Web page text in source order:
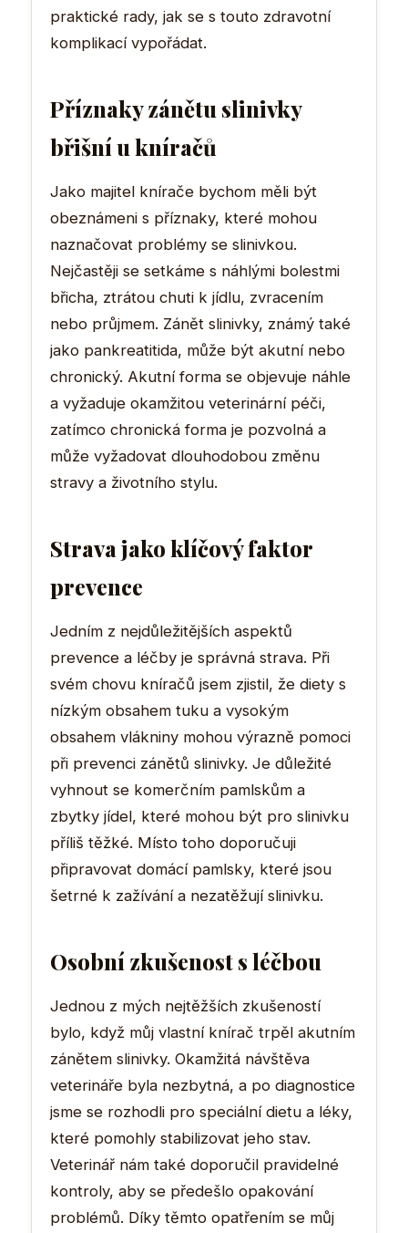
praktické rady, jak se s touto zdravotní
komplikací vypořádat.
Příznaky zánětu slinivky
břišní u kníračů
Jako majitel knírače bychom měli být
obeznámeni s příznaky, které mohou
naznačovat problémy se slinivkou.
Nejčastěji se setkáme s náhlými bolestmi
břicha, ztrátou chuti k jídlu, zvracením
nebo průjmem. Zánět slinivky, známý také
jako pankreatitida, může být akutní nebo
chronický. Akutní forma se objevuje náhle
a vyžaduje okamžitou veterinární péči,
zatímco chronická forma je pozvolná a
může vyžadovat dlouhodobou změnu
stravy a životního stylu.
Strava jako klíčový faktor
prevence
Jedním z nejdůležitějších aspektů
prevence a léčby je správná strava. Při
svém chovu kníračů jsem zjistil, že diety s
nízkým obsahem tuku a vysokým
obsahem vlákniny mohou výrazně pomoci
při prevenci zánětů slinivky. Je důležité
vyhnout se komerčním pamlskům a
zbytky jídel, které mohou být pro slinivku
příliš těžké. Místo toho doporučuji
připravovat domácí pamlsky, které jsou
šetrné k zažívání a nezatěžují slinivku.
Osobní zkušenost s léčbou
Jednou z mých nejtěžších zkušeností
bylo, když můj vlastní knírač trpěl akutním
zánětem slinivky. Okamžitá návštěva
veterináře byla nezbytná, a po diagnostice
jsme se rozhodli pro speciální dietu a léky,
které pomohly stabilizovat jeho stav.
Veterinář nám také doporučil pravidelné
kontroly, aby se předešlo opakování
problémů. Díky těmto opatřením se můj